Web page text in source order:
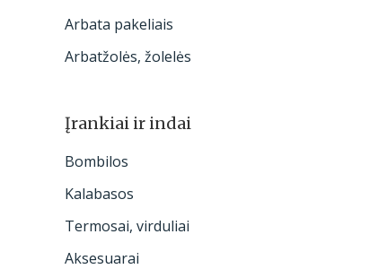
Arbata pakeliais
Arbatžolės, žolelės
Įrankiai ir indai
Bombilos
Kalabasos
Termosai, virduliai
Aksesuarai